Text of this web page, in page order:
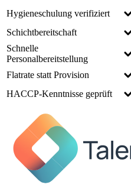
Hygieneschulung verifiziert
Schichtbereitschaft
Schnelle
Personalbereitstellung
Flatrate statt Provision
HACCP-Kenntnisse geprüft